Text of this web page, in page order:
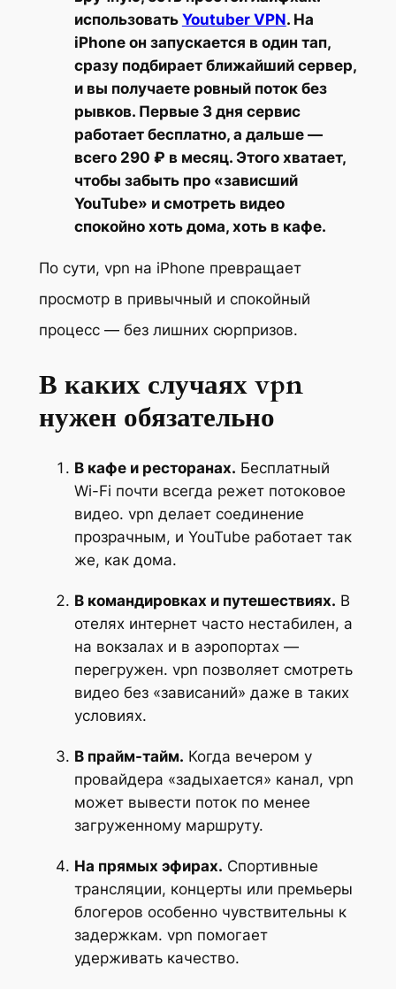
использовать Youtuber VPN. На
iPhone он запускается в один тап,
сразу подбирает ближайший сервер,
и вы получаете ровный поток без
рывков. Первые 3 дня сервис
работает бесплатно, а дальше —
всего 290 ₽ в месяц. Этого хватает,
чтобы забыть про «зависший
YouTube» и смотреть видео
спокойно хоть дома, хоть в кафе.
По сути, vpn на iPhone превращает
просмотр в привычный и спокойный
процесс — без лишних сюрпризов.
В каких случаях vpn
нужен обязательно
В кафе и ресторанах. Бесплатный
Wi-Fi почти всегда режет потоковое
видео. vpn делает соединение
прозрачным, и YouTube работает так
же, как дома.
В командировках и путешествиях. В
отелях интернет часто нестабилен, а
на вокзалах и в аэропортах —
перегружен. vpn позволяет смотреть
видео без «зависаний» даже в таких
условиях.
В прайм-тайм. Когда вечером у
провайдера «задыхается» канал, vpn
может вывести поток по менее
загруженному маршруту.
На прямых эфирах. Спортивные
трансляции, концерты или премьеры
блогеров особенно чувствительны к
задержкам. vpn помогает
удерживать качество.